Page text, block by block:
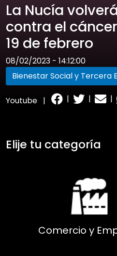
La Nucía
contra el
19 de febrero
08/02/2023 - 14:12:00
Bienestar Social y Tercera
Youtube | | | |
Elije tu categoría
Comercio y